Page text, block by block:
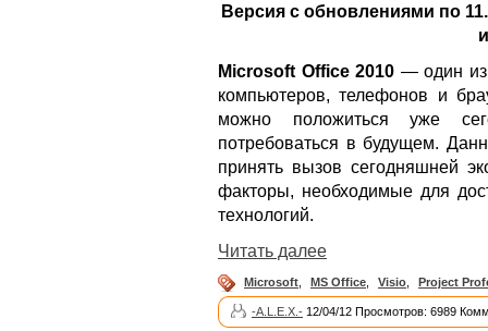
Версия с обновлениями по
Microsoft Office 2010 — один
компьютеров, телефонов и
можно положиться уже
потребоваться в будущем.
принять вызов сегодняшней
факторы, необходимые для
технологий.
Читать далее
Microsoft MS Office Visio Project
-A.L.E.X.- 12/04/12 Просмотров: 6989